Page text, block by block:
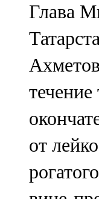
107,3
Мөслим
100,0 FM
Нурлат
104,7
Олы
71,42 FM
Глава
течение
от